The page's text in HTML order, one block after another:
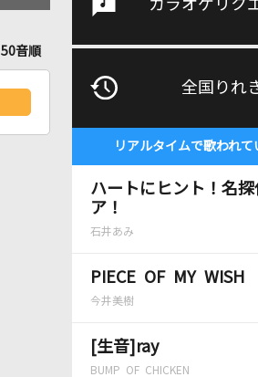
カラオケリク
全国りれ
リアルタイムで歌われ
ハートにヒント！名
ア！
石井あみ
PIECE OF MY WISH
今井美樹
[生音]ray
BUMP OF CHICKEN
50音順